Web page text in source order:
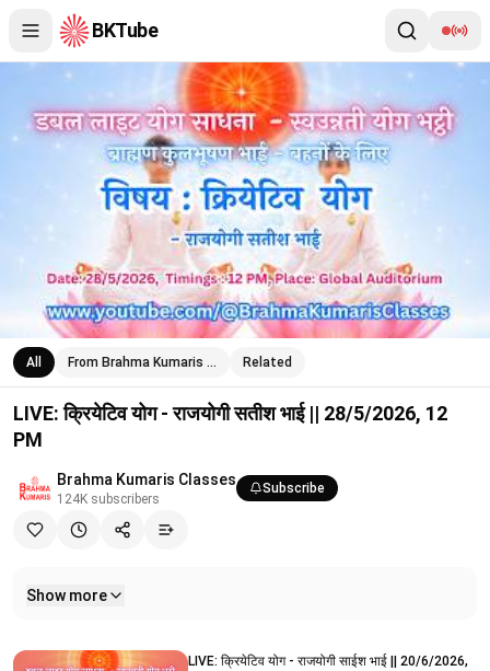
BKTube
LIVE: क्रियेटिव योग - राजयोगी सतीश भाई || 28/5/2026, 12 PM
All From Brahma Kumaris … Related
LIVE: क्रियेटिव योग - राजयोगी सतीश भाई || 28/5/2026, 12
PM
Brahma Kumaris Classes
124K subscribers
Subscribe
Show more
Related videos
LIVE: क्रियेटिव योग - राजयोगी साईश भाई || 20/6/2026,